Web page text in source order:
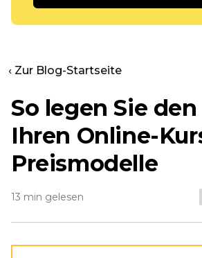
‹ Zur Blog-Startseite
So legen Sie
Ihren Online-
Preismodelle
13 min gelesen